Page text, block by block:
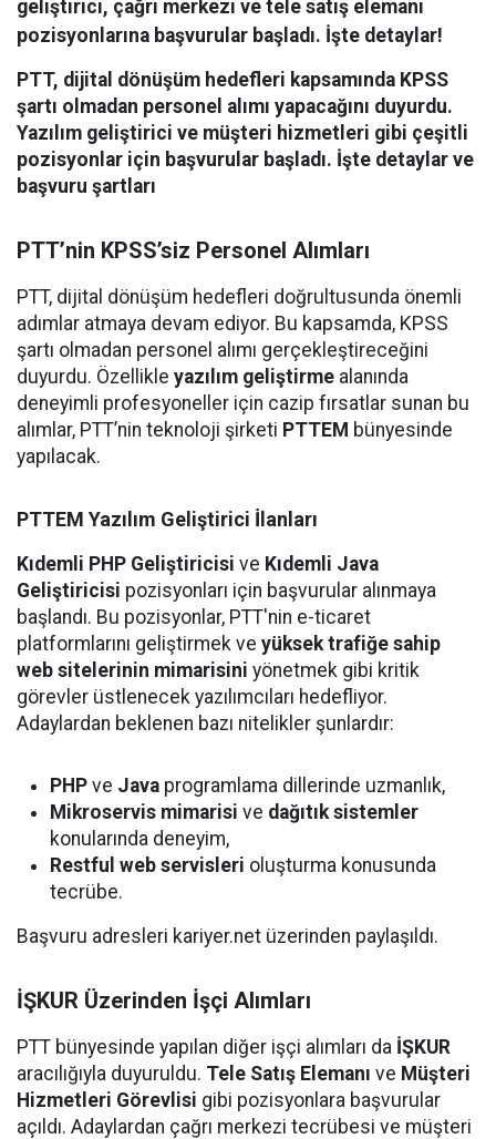
geliştirici, çağrı merkezi ve tele satış elemanı
pozisyonlarına başvurular başladı. İşte detaylar!
PTT, dijital dönüşüm hedefleri kapsamında KPSS
şartı olmadan personel alımı yapacağını duyurdu.
Yazılım geliştirici ve müşteri hizmetleri gibi çeşitli
pozisyonlar için başvurular başladı. İşte detaylar ve
başvuru şartları
PTT’nin KPSS’siz Personel Alımları
PTT, dijital dönüşüm hedefleri doğrultusunda önemli
adımlar atmaya devam ediyor. Bu kapsamda, KPSS
şartı olmadan personel alımı gerçekleştireceğini
duyurdu. Özellikle yazılım geliştirme alanında
deneyimli profesyoneller için cazip fırsatlar sunan bu
alımlar, PTT’nin teknoloji şirketi PTTEM bünyesinde
yapılacak.
PTTEM Yazılım Geliştirici İlanları
Kıdemli PHP Geliştiricisi ve Kıdemli Java
Geliştiricisi pozisyonları için başvurular alınmaya
başlandı. Bu pozisyonlar, PTT'nin e-ticaret
platformlarını geliştirmek ve yüksek trafiğe sahip
web sitelerinin mimarisini yönetmek gibi kritik
görevler üstlenecek yazılımcıları hedefliyor.
Adaylardan beklenen bazı nitelikler şunlardır:
PHP ve Java programlama dillerinde uzmanlık,
Mikroservis mimarisi ve dağıtık sistemler
konularında deneyim,
Restful web servisleri oluşturma konusunda
tecrübe.
Başvuru adresleri kariyer.net üzerinden paylaşıldı.
İŞKUR Üzerinden İşçi Alımları
PTT bünyesinde yapılan diğer işçi alımları da İŞKUR
aracılığıyla duyuruldu. Tele Satış Elemanı ve Müşteri
Hizmetleri Görevlisi gibi pozisyonlara başvurular
açıldı. Adaylardan çağrı merkezi tecrübesi ve müşteri